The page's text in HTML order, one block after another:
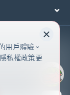
用戶體驗。
私權政策更
私權政策更